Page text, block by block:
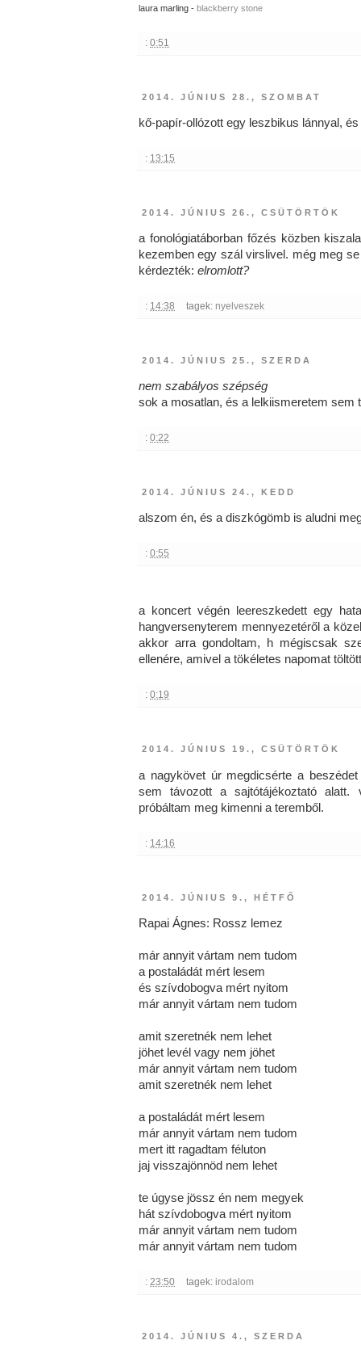
laura marling - blackberry stone
: 0:51
2014. JÚNIUS 28., SZOMBAT
kő-papír-ollózott egy leszbikus lánnyal,
: 13:15
2014. JÚNIUS 26., CSÜTÖRTÖK
a fonológiatáborban főzés közben
kezemben egy szál virslivel. még meg
kérdezték: elromlott?
: 14:38 tagek: nyelveszek
2014. JÚNIUS 25., SZERDA
nem szabályos szépség
sok a mosatlan, és a lelkiismeretem sem
: 0:22
2014. JÚNIUS 24., KEDD
alszom én, és a diszkógömb is aludni
: 0:55
a koncert végén leereszkedett egy
hangversenyterem mennyezetéről a
akkor arra gondoltam, h mégiscsak
ellenére, amivel a tökéletes napomat
: 0:19
2014. JÚNIUS 19., CSÜTÖRTÖK
a nagykövet úr megdicsérte a
sem távozott a sajtótájékoztató
próbáltam meg kimenni a teremből.
: 14:16
2014. JÚNIUS 9., HÉTFŐ
​Rapai Ágnes: Rossz lemez
már annyit vártam nem tudom
a postaládát mért lesem
és szívdobogva mért nyitom
már annyit vártam nem tudom
amit szeretnék nem lehet
jöhet levél vagy nem jöhet
már annyit vártam nem tudom
amit szeretnék nem lehet
a postaládát mért lesem
már annyit vártam nem tudom
mert itt ragadtam féluton
jaj visszajönnöd nem lehet
te úgyse jössz én nem megyek
hát szívdobogva mért nyitom
már annyit vártam nem tudom
már annyit vártam nem tudom
: 23:50 tagek: irodalom
2014. JÚNIUS 4., SZERDA